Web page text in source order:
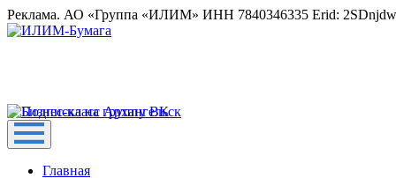
Реклама. АО «Группа «ИЛИМ» ИНН 7840346335 Erid:
Главная